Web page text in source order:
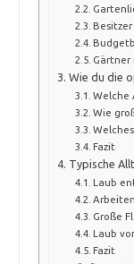
Gärtner
Wie du die
Welche
Wie
Fazit
Typische
Laub
Große
Laub
Fazit